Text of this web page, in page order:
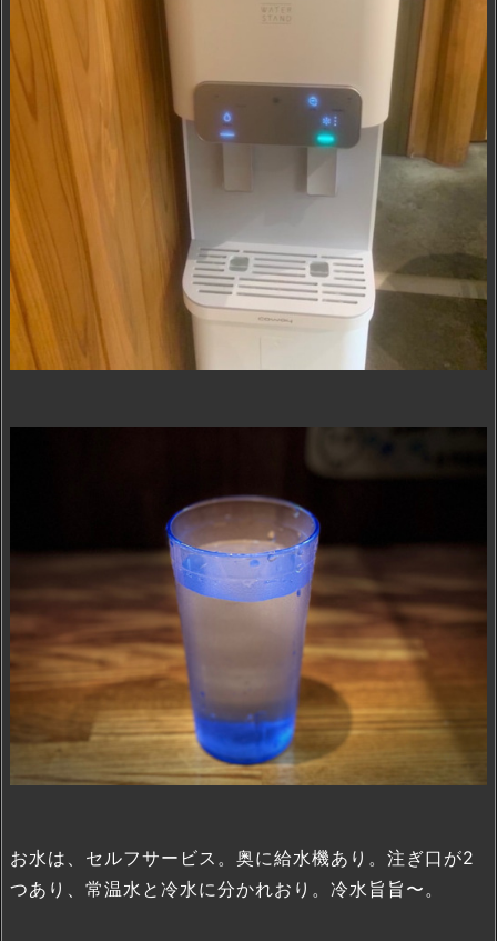
お水は、セルフサービス。奥に給水機あり。注ぎ口が2
つあり、常温水と冷水に分かれおり。冷水旨旨〜。